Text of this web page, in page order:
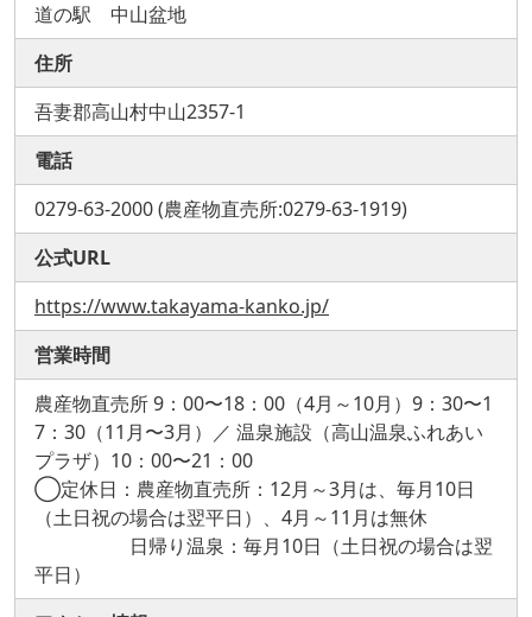
道の駅 中山盆地
住所
吾妻郡高山村中山2357-1
電話
0279-63-2000 (農産物直売所:0279-63-1919)
公式URL
https://www.takayama-kanko.jp/
営業時間
農産物直売所 9：00〜18：00（4月～10月）9：30〜1
7：30（11月〜3月）／ 温泉施設（高山温泉ふれあい
プラザ）10：00〜21：00
◯定休日：農産物直売所：12月～3月は、毎月10日
（土日祝の場合は翌平日）、4月～11月は無休
日帰り温泉：毎月10日（土日祝の場合は翌
平日）